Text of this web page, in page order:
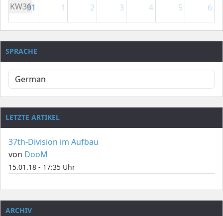
KW3631 1 2 3 4 5 6
SPRACHE
LETZTE ARTIKEL
37th-Division im Aufbau
von DooM
15.01.18 - 17:35 Uhr
ARCHIV